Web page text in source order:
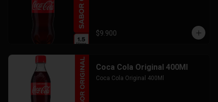
$9.900
Coca Cola Original 400Ml
Coca Cola Original 400Ml